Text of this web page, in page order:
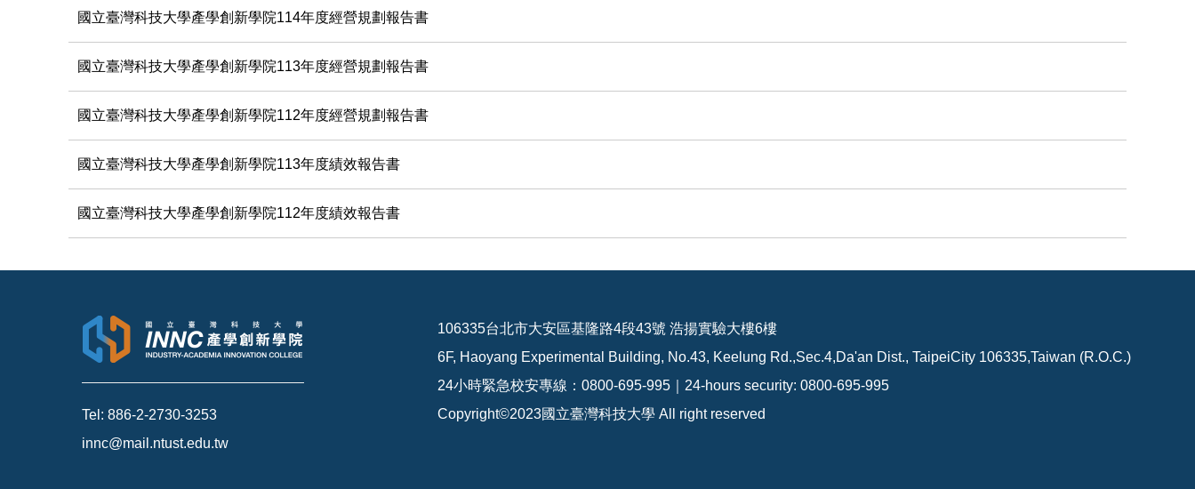
國立臺灣科技大學產學創新學院114年度經營規劃報告書
國立臺灣科技大學產學創新學院113年度經營規劃報告書
國立臺灣科技大學產學創新學院112年度經營規劃報告書
國立臺灣科技大學產學創新學院113年度績效報告書
國立臺灣科技大學產學創新學院112年度績效報告書
Tel: 886-2-2730-3253
innc@mail.ntust.edu.tw
106335台北市大安區基隆路4段43號 浩揚實驗大樓6樓
6F, Haoyang Experimental Building, No.43, Keelung Rd.,Sec.4,Da'an Dist., TaipeiCity 106335,Taiwan (R.O.C.)
24小時緊急校安專線：0800-695-995｜24-hours security: 0800-695-995
Copyright©2023國立臺灣科技大學 All right reserved